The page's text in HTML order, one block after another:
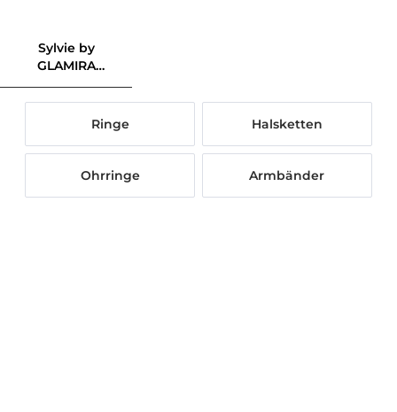
Sylvie by
GLAMIRA
Kollektion
Ringe Halsketten
Ohrringe Armbänder